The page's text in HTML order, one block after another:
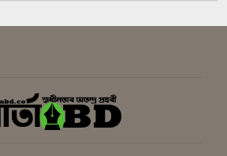
ইয়াস বাংলাদেশের সচেতনতামূলক
কর্মশালা অনুষ্ঠিত